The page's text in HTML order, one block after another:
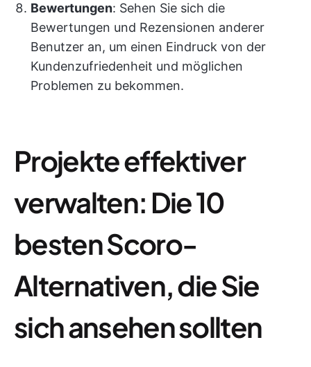
Bewertungen: Sehen Sie sich die
Bewertungen und Rezensionen anderer
Benutzer an, um einen Eindruck von der
Kundenzufriedenheit und möglichen
Problemen zu bekommen.
Projekte effektiver
verwalten: Die 10
besten Scoro-
Alternativen, die Sie
sich ansehen sollten